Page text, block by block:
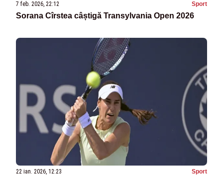
7 feb. 2026, 22:12 Sport
Sorana Cîrstea câștigă Transylvania Open 2026
22 ian. 2026, 12:23 Sport